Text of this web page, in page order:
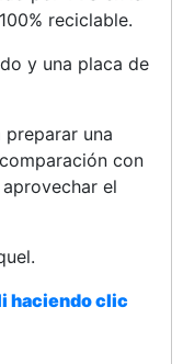
reciclable.
y una placa de
preparar una
con
el
haciendo clic